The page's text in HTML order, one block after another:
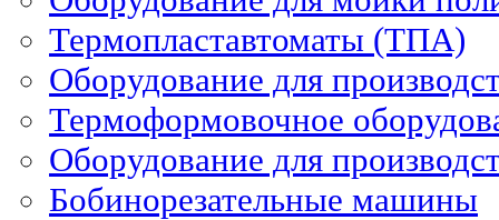
Термопластавтоматы (ТПА)
Оборудование для
Термоформовочное
Оборудование для
Бобинорезательные машины